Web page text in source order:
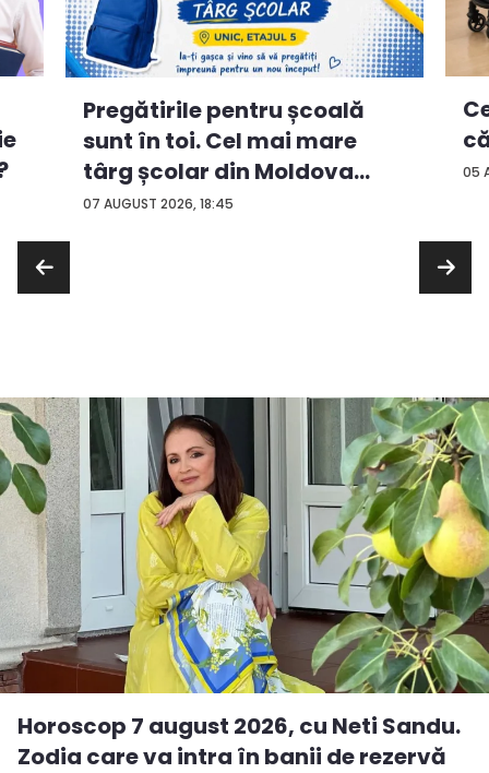
07 AUGUST 2026, 18:45
Pregătirile pentru școală
sunt în toi. Cel mai mare
târg școlar din Moldova
con...
05
Horoscop 7 august 2026, cu Neti Sandu.
Zodia care va intra în banii de rezervă